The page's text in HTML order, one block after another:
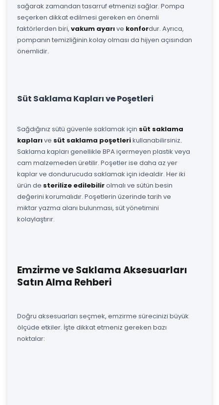
sağarak zamandan tasarruf etmenizi sağlar. Pompa
seçerken dikkat edilmesi gereken en önemli
faktörlerden biri, vakum ayarıve konfordur. Ayrıca,
pompanın temizliğinin kolay olması da hijyen açısından
önemlidir.
Süt Saklama Kapları ve Poşetleri
Sağdığınız sütü güvenle saklamak için süt saklama
kaplarıve süt saklama poşetlerikullanabilirsiniz.
Saklama kapları genellikle BPA içermeyen plastik veya
cam malzemeden üretilir. Poşetler ise daha az yer
kaplar ve dondurucuda saklamak için idealdir. Her iki
ürün de sterilize edilebilirolmalı ve sütün besin
değerini korumalıdır. Poşetlerin üzerinde tarih ve
miktar yazma alanı bulunması, süt yönetimini
kolaylaştırır.
Emzirme ve Saklama Aksesuarları
Satın Alma Rehberi
Doğru aksesuarları seçmek, emzirme sürecinizi büyük
ölçüde etkiler. İşte dikkat etmeniz gereken bazı
noktalar: